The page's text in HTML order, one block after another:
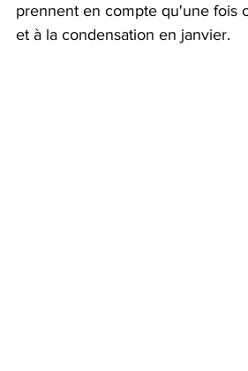
prennent en compte qu'une fois
et à la condensation en janvier.